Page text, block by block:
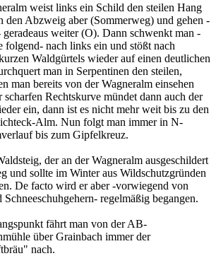
weist links ein Schild den steilen Hang
den Abzweig aber (Sommerweg) und gehen -
weiter (O). Dann schwenkt man -
folgend- nach links ein und stößt nach
Waldgürtels wieder auf einen deutlichen
man in Serpentinen den steilen,
man bereits von der Wagneralm einsehen
Rechtskurve mündet dann auch der
ein, dann ist es nicht mehr weit bis zu den
Alm. Nun folgt man immer in N-
bis zum Gipfelkreuz.
der an der Wagneralm ausgeschildert
und sollte im Winter aus Wildschutzgründen
De facto wird er aber -vorwiegend von
regelmäßig begangen.
fährt man von der AB-
über Grainbach immer der
nach.